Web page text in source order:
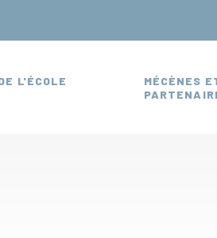
L'ÉCOLE
MÉCÈNES